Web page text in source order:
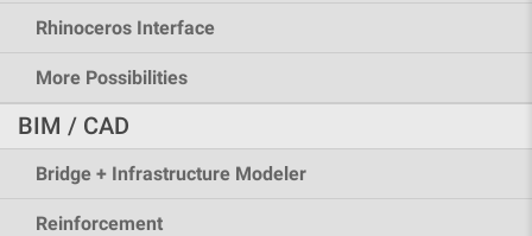
Rhinoceros Interface
More Possibilities
BIM / CAD
Bridge + Infrastructure Modeler
Reinforcement